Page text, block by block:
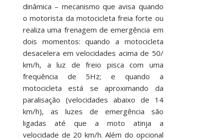
dinâmica – mecanismo que avisa quando
o motorista da motocicleta freia forte ou
realiza uma frenagem de emergência em
dois momentos: quando a motocicleta
desacelera em velocidades acima de 50/
km/h, a luz de freio pisca com uma
frequência de 5Hz; e quando a
motocicleta está se aproximando da
paralisação (velocidades abaixo de 14
km/h), as luzes de emergência são
ligadas até que a moto atinja a
velocidade de 20 km/h. Além do opcional